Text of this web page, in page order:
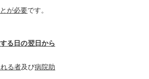
が必要です。
る日の翌日から
る者及び病院助